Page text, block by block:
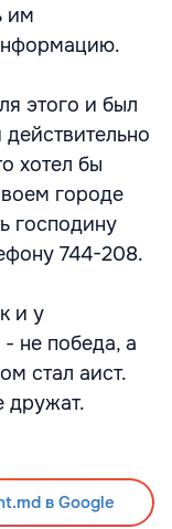
им
этого и был
хотел бы
городе
господину
744-208.
и у
не победа, а
стал аист.
дружат.
в Google